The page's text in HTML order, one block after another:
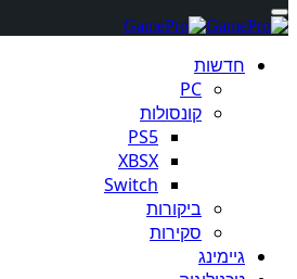
חדשות
PC
קונסולות
PS5
XBSX
Switch
ביקורות
סקירות
גיימינג